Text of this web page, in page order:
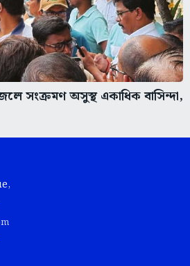
সংক্রমণ অসুস্থ একাধিক বাসিন্দা,